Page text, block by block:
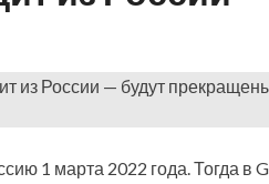
из России — будут
1 марта 2022 года. Тогда в